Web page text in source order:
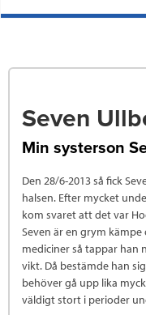
Seven
Min systerson
Den 28/6-2013 så fick
halsen. Efter mycket
kom svaret att det var
Seven är en grym kämpe
mediciner så tappar han
vikt. Då bestämde han
behöver gå upp lika
väldigt stort i perioder